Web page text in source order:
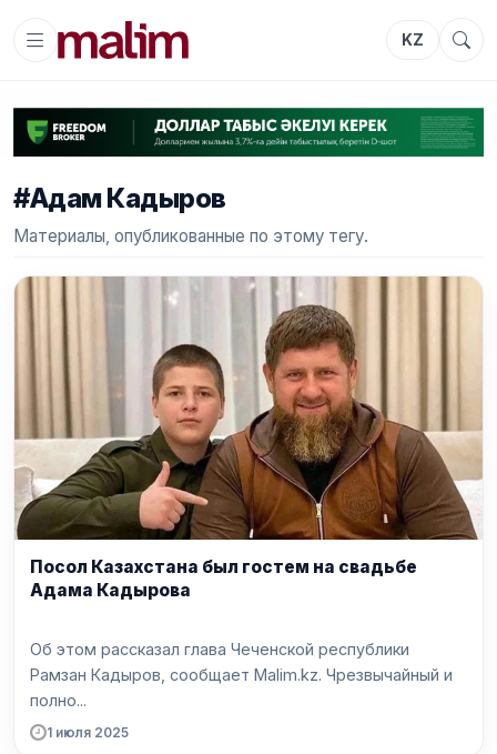
KZ
#Адам Кадыров
Материалы, опубликованные по этому тегу.
Посол Казахстана был гостем на свадьбе
Адама Кадырова
Об этом рассказал глава Чеченской республики
Рамзан Кадыров, сообщает Malim.kz. Чрезвычайный и
полно...
1 июля 2025